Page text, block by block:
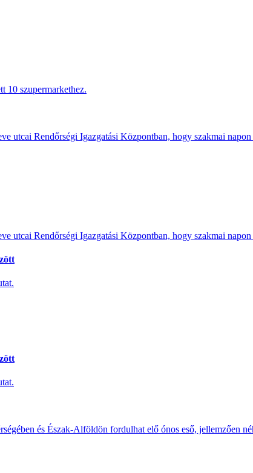
10 szupermarkethez.
utcai Rendőrségi Igazgatási Központban, hogy szakmai
utcai Rendőrségi Igazgatási Központban, hogy szakmai
és Észak-Alföldön fordulhat elő ónos eső, jellemzően